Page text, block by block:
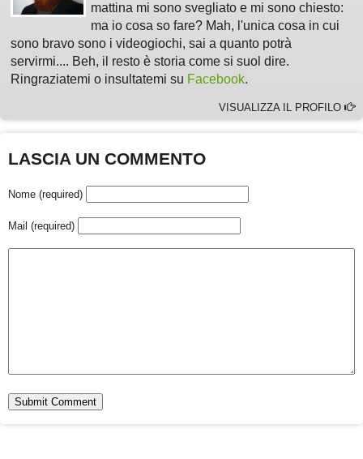
mattina mi sono svegliato e mi sono chiesto:
ma io cosa so fare? Mah, l'unica cosa in cui
sono bravo sono i videogiochi, sai a quanto potrà
servirmi.... Beh, il resto è storia come si suol dire.
Ringraziatemi o insultatemi su Facebook.
VISUALIZZA IL PROFILO
LASCIA UN COMMENTO
Nome (required)
Mail (required)